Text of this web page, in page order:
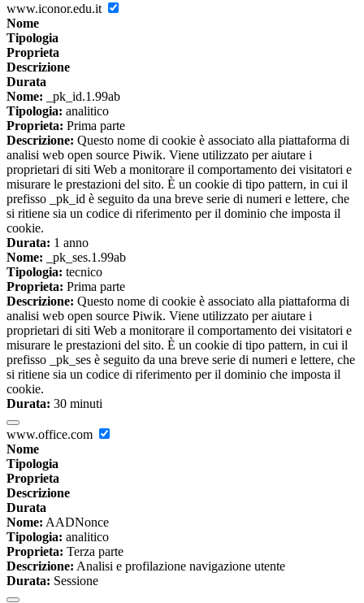
www.iconor.edu.it
Nome
Tipologia
Proprieta
Descrizione
Durata
Nome: _pk_id.1.99ab
Tipologia: analitico
Proprieta: Prima parte
Descrizione: Questo nome di cookie è associato alla piattaforma di
analisi web open source Piwik. Viene utilizzato per aiutare i
proprietari di siti Web a monitorare il comportamento dei visitatori e
misurare le prestazioni del sito. È un cookie di tipo pattern, in cui il
prefisso _pk_id è seguito da una breve serie di numeri e lettere, che
si ritiene sia un codice di riferimento per il dominio che imposta il
cookie.
Durata: 1 anno
Nome: _pk_ses.1.99ab
Tipologia: tecnico
Proprieta: Prima parte
Descrizione: Questo nome di cookie è associato alla piattaforma di
analisi web open source Piwik. Viene utilizzato per aiutare i
proprietari di siti Web a monitorare il comportamento dei visitatori e
misurare le prestazioni del sito. È un cookie di tipo pattern, in cui il
prefisso _pk_ses è seguito da una breve serie di numeri e lettere, che
si ritiene sia un codice di riferimento per il dominio che imposta il
cookie.
Durata: 30 minuti
www.office.com
Nome
Tipologia
Proprieta
Descrizione
Durata
Nome: AADNonce
Tipologia: analitico
Proprieta: Terza parte
Descrizione: Analisi e profilazione navigazione utente
Durata: Sessione